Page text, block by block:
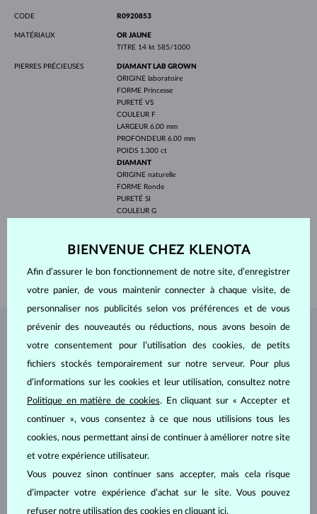
CODE R0920853
MATÉRIAUX
OR JAUNE
TITRE 14 kt 585/1000
PIERRES PRÉCIEUSES
DIAMANT LAB GROWN
ORIGINE laboratoire
FORME Princesse
PURETÉ VS
COULEUR F
LARGEUR 6.00 mm
PROFONDEUR 6.00 mm
POIDS 1.300 ct
DIAMANT
ORIGINE naturelle
FORME Ronde
PURETÉ SI
COULEUR G
2.55 mm
POIDS 2.50 g
BIJOUX DE L'ATELIER KLENOTA
BIENVENUE CHEZ KLENOTA
Afin d’assurer le bon fonctionnement de notre site, d’enregistrer
votre panier, de vous maintenir connecter à chaque visite, de
personnaliser nos publicités selon vos préférences et de vous
prévenir des nouveautés ou réductions, nous avons besoin de
votre consentement pour l’utilisation des cookies, de petits
fichiers stockés temporairement sur notre serveur. Pour plus
d’informations sur les cookies et leur utilisation, consultez notre
Politique en matière de cookies. En cliquant sur « Accepter et
continuer », vous consentez à ce que nous utilisions tous les
cookies, nous permettant ainsi de continuer à améliorer notre site
et votre expérience utilisateur.
Vous pouvez sinon continuer sans accepter, mais cela risque
d’impacter votre expérience d’achat sur le site. Vous pouvez
refuser notre utilisation des cookies en cliquant ici.